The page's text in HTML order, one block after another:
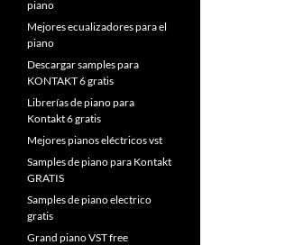
piano
Mejores ecualizadores para el
piano
Descargar samples para
KONTAKT 6 gratis
Librerías de piano para
Kontakt 6 gratis
Mejores pianos eléctricos vst
Samples de piano para Kontakt
GRATIS
Samples de piano electrico
gratis
Grand piano VST free